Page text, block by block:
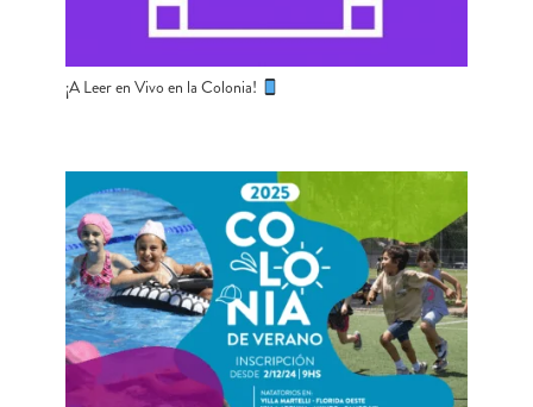
¡A Leer en Vivo en la Colonia!